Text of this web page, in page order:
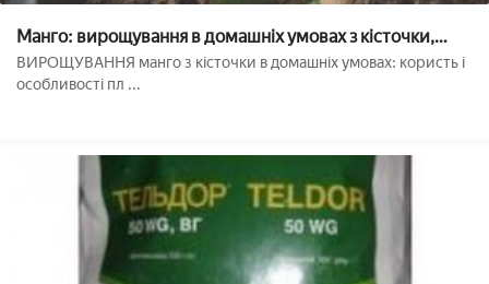
Манго: вирощування в домашніх умовах з кісточки,
посадка і щеплення плодоносних бруньок
ВИРОЩУВАННЯ манго з кісточки в домашніх умовах: користь і
особливості пл ...